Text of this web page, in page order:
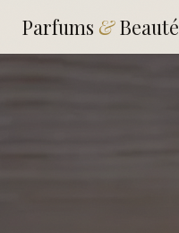
Parfums &Beauté